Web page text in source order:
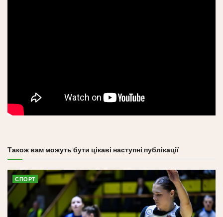
Також вам можуть бути цікаві наступні публікації
СПОРТ